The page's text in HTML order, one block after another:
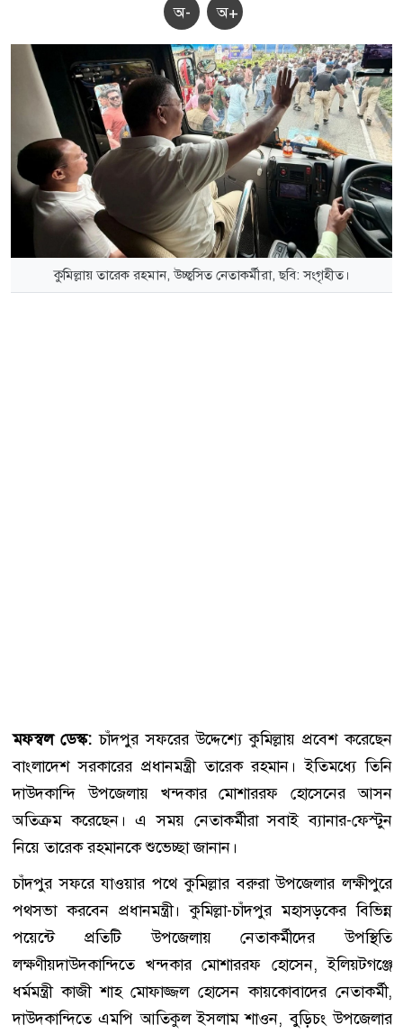
অ- অ+
কুমিল্লায় তারেক রহমান, উচ্ছ্বসিত নেতাকর্মীরা, ছবি: সংগৃহীত।
মফস্বল ডেস্ক:চাঁদপুর সফরের উদ্দেশ্যে কুমিল্লায় প্রবেশ করেছেন
বাংলাদেশ সরকারের প্রধানমন্ত্রী তারেক রহমান। ইতিমধ্যে তিনি
দাউদকান্দি উপজেলায় খন্দকার মোশাররফ হোসেনের আসন
অতিক্রম করেছেন। এ সময় নেতাকর্মীরা সবাই ব্যানার-ফেস্টুন
নিয়ে তারেক রহমানকে শুভেচ্ছা জানান।
চাঁদপুর সফরে যাওয়ার পথে কুমিল্লার বরুরা উপজেলার লক্ষীপুরে
পথসভা করবেন প্রধানমন্ত্রী। কুমিল্লা-চাঁদপুর মহাসড়কের বিভিন্ন
পয়েন্টে প্রতিটি উপজেলায় নেতাকর্মীদের উপস্থিতি
লক্ষণীয়দাউদকান্দিতে খন্দকার মোশাররফ হোসেন, ইলিয়টগঞ্জে
ধর্মমন্ত্রী কাজী শাহ মোফাজ্জল হোসেন কায়কোবাদের নেতাকর্মী,
দাউদকান্দিতে এমপি আতিকুল ইসলাম শাওন, বুড়িচং উপজেলার